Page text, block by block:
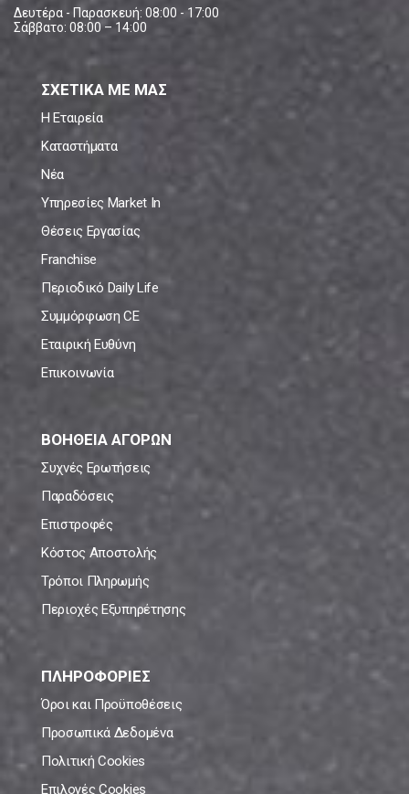
Δευτέρα - Παρασκευή: 08:00 - 17:00
Σάββατο: 08:00 – 14:00
ΣΧΕΤΙΚΑ ΜΕ ΜΑΣ
Η Εταιρεία
Καταστήματα
Νέα
Υπηρεσίες Market In
Θέσεις Εργασίας
Franchise
Περιοδικό Daily Life
Συμμόρφωση CE
Εταιρική Ευθύνη
Επικοινωνία
ΒΟΗΘΕΙΑ ΑΓΟΡΩΝ
Συχνές Ερωτήσεις
Παραδόσεις
Επιστροφές
Κόστος Αποστολής
Τρόποι Πληρωμής
Περιοχές Εξυπηρέτησης
ΠΛΗΡΟΦΟΡΙΕΣ
Όροι και Προϋποθέσεις
Προσωπικά Δεδομένα
Πολιτική Cookies
Επιλογές Cookies